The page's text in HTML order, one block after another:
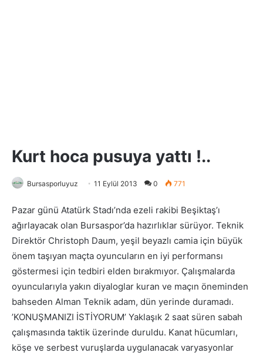
Kurt hoca pusuya yattı !..
Bursasporluyuz 11 Eylül 2013 0 771
Pazar günü Atatürk Stadı’nda ezeli rakibi Beşiktaş’ı
ağırlayacak olan Bursaspor’da hazırlıklar sürüyor. Teknik
Direktör Christoph Daum, yeşil beyazlı camia için büyük
önem taşıyan maçta oyuncuların en iyi performansı
göstermesi için tedbiri elden bırakmıyor. Çalışmalarda
oyuncularıyla yakın diyaloglar kuran ve maçın öneminden
bahseden Alman Teknik adam, dün yerinde duramadı.
’KONUŞMANIZI İSTİYORUM’ Yaklaşık 2 saat süren sabah
çalışmasında taktik üzerinde duruldu. Kanat hücumları,
köşe ve serbest vuruşlarda uygulanacak varyasyonlar